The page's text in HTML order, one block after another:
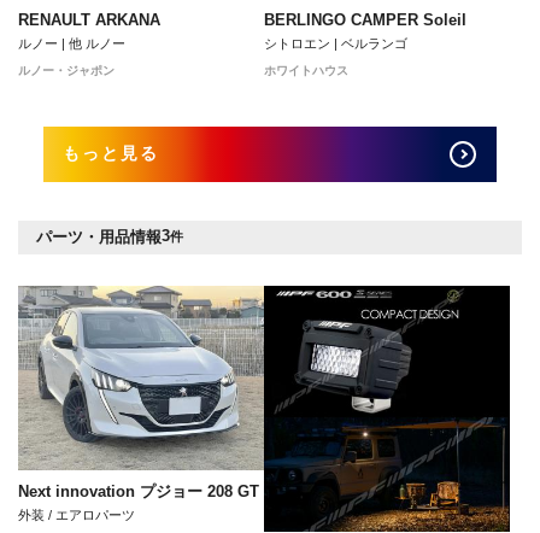
RENAULT ARKANA
ルノー | 他 ルノー
ルノー・ジャポン
BERLINGO CAMPER Soleil
シトロエン | ベルランゴ
ホワイトハウス
もっと見る
パーツ・用品情報3件
Next innovation プジョー 208 GT
外装 / エアロパーツ